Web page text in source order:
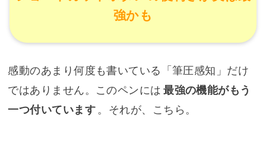
強かも
感動のあまり何度も書いている「筆圧感知」だけ
ではありません。このペンには 最強の機能がもう
一つ付いています 。それが、こちら。